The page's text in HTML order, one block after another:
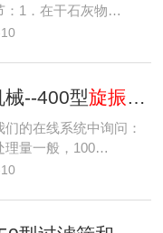
：1．在干石灰物…
械--400型旋振筛
的在线系统中询问：
理量一般，100…